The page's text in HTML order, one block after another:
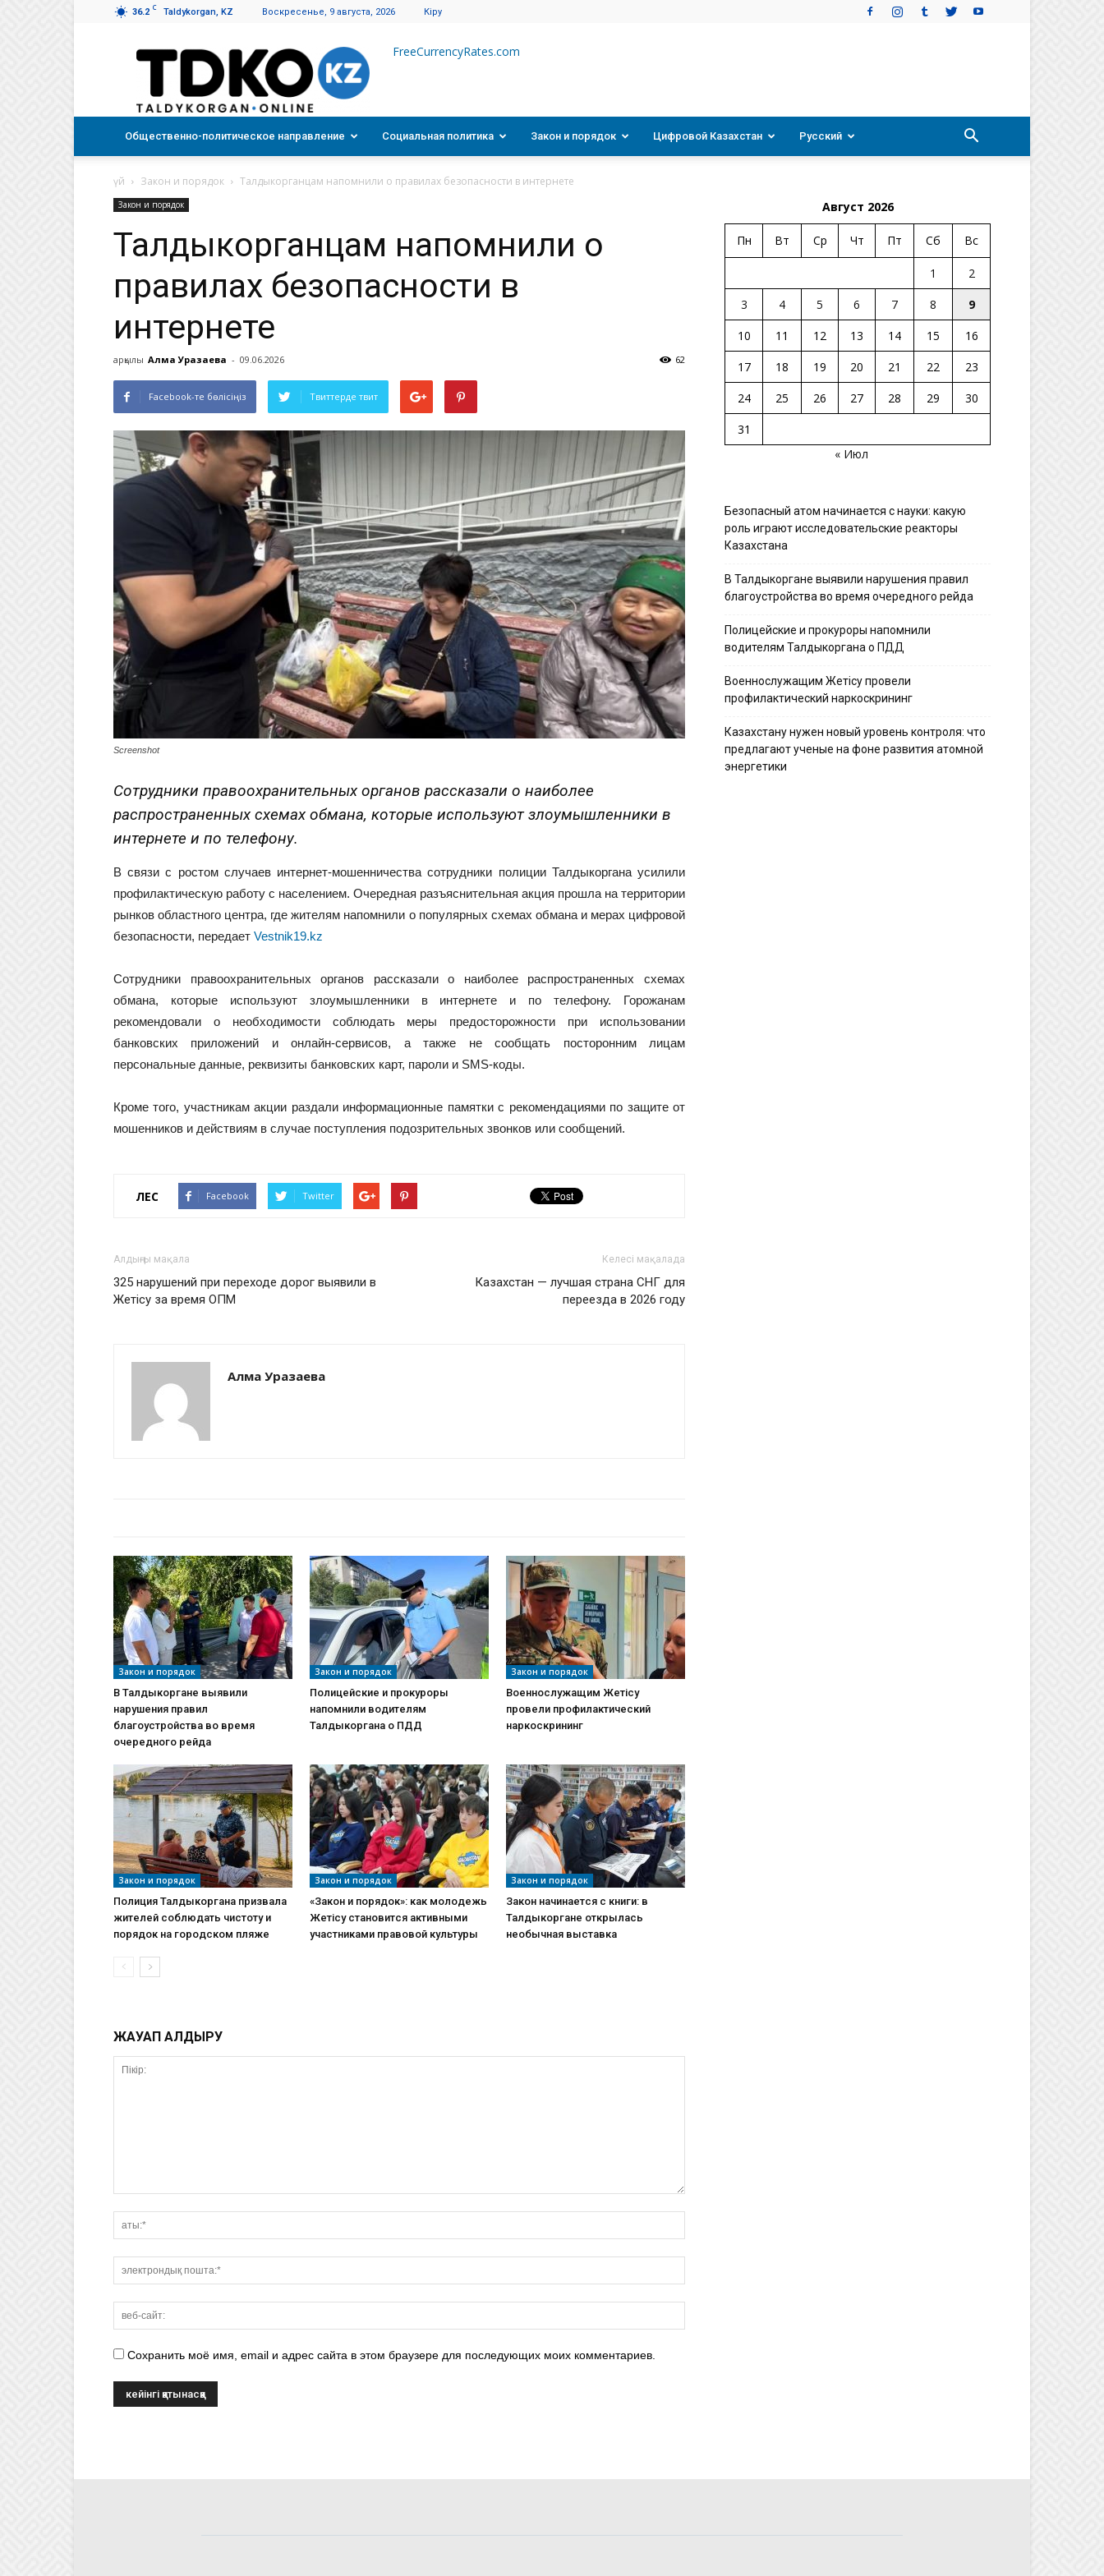
36.2 C Taldykorgan, KZ Воскресенье, 9 августа, 2026 Кіру
Талдықорған
FreeCurrencyRates.com
Общественно-политическое направление Социальная политика Закон и порядок Цифровой Казахстан Русский
үй Закон и порядок Талдыкорганцам напомнили о правилах безопасности в интернете
Закон и порядок
Талдыкорганцам напомнили о
правилах безопасности в
интернете
арқылы Алма Уразаева - 09.06.2026 62
Facebook-те бөлісіңіз Твиттерде твит
Screenshot
Сотрудники правоохранительных органов рассказали о наиболее
распространенных схемах обмана, которые используют злоумышленники в
интернете и по телефону.
В связи с ростом случаев интернет-мошенничества сотрудники полиции Талдыкоргана усилили
профилактическую работу с населением. Очередная разъяснительная акция прошла на территории
рынков областного центра, где жителям напомнили о популярных схемах обмана и мерах цифровой
безопасности, передает Vestnik19.kz
Сотрудники правоохранительных органов рассказали о наиболее распространенных схемах
обмана, которые используют злоумышленники в интернете и по телефону. Горожанам
рекомендовали о необходимости соблюдать меры предосторожности при использовании
банковских приложений и онлайн-сервисов, а также не сообщать посторонним лицам
персональные данные, реквизиты банковских карт, пароли и SMS-коды.
Кроме того, участникам акции раздали информационные памятки с рекомендациями по защите от
мошенников и действиям в случае поступления подозрительных звонков или сообщений.
ҮЛЕС Facebook Twitter
Алдыңғы мақала
325 нарушений при переходе дорог выявили в
Жетісу за время ОПМ
Келесі мақалада
Казахстан — лучшая страна СНГ для
переезда в 2026 году
Алма Уразаева
Закон и порядок
В Талдыкоргане выявили
нарушения правил
благоустройства во время
очередного рейда
Закон и порядок
Полицейские и прокуроры
напомнили водителям
Талдыкоргана о ПДД
Закон и порядок
Военнослужащим Жетісу
провели профилактический
наркоскрининг
Закон и порядок
Полиция Талдыкоргана призвала
жителей соблюдать чистоту и
порядок на городском пляже
Закон и порядок
«Закон и порядок»: как молодежь
Жетісу становится активными
участниками правовой культуры
Закон и порядок
Закон начинается с книги: в
Талдыкоргане открылась
необычная выставка
ЖАУАП ҚАЛДЫРУ
Сохранить моё имя, email и адрес сайта в этом браузере для последующих моих комментариев.
Август 2026
Пн Вт Ср Чт Пт Сб Вс
1
2
3
4 5 6 7 8
9
10
11 12 13 14 15
16
17
18 19 20 21 22
23
24
25 26 27 28 29
30
31
« Июл
Безопасный атом начинается с науки: какую
роль играют исследовательские реакторы
Казахстана
В Талдыкоргане выявили нарушения правил
благоустройства во время очередного рейда
Полицейские и прокуроры напомнили
водителям Талдыкоргана о ПДД
Военнослужащим Жетісу провели
профилактический наркоскрининг
Казахстану нужен новый уровень контроля: что
предлагают ученые на фоне развития атомной
энергетики